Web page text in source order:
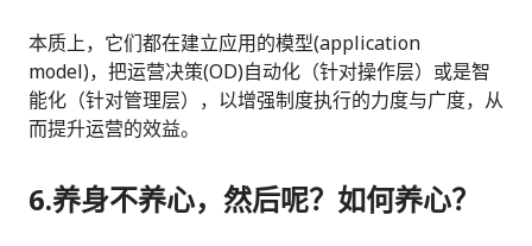
本质上，它们都在建立应用的模型(application
model)，把运营决策(OD)自动化（针对操作层）或是智
能化（针对管理层），以增强制度执行的力度与广度，从
而提升运营的效益。
6.养身不养心，然后呢？如何养心？